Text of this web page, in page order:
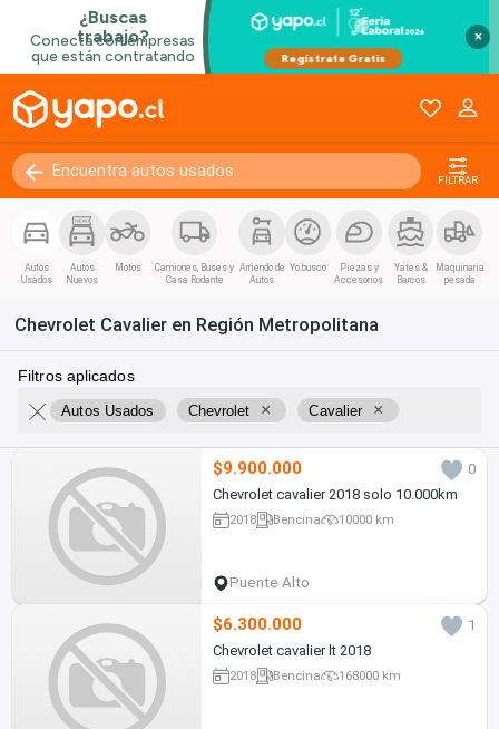
×
FILTRAR
Autos
Usados
Autos
Nuevos
Motos
Camiones, Buses y
Casa Rodante
Arriendo de
Autos
Yo busco
Piezas y
Accesorios
Yates &
Barcos
Maquinaria
pesada
Chevrolet Cavalier en Región Metropolitana
Filtros aplicados
Autos Usados Chevrolet × Cavalier ×
$9.900.000
0
Chevrolet cavalier 2018 solo 10.000km
2018 Bencina 10000 km
Puente Alto
$6.300.000
1
Chevrolet cavalier lt 2018
2018 Bencina 168000 km